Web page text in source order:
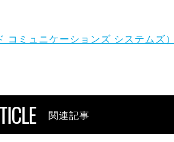
コミュニケーションズ システムズ）
関連記事